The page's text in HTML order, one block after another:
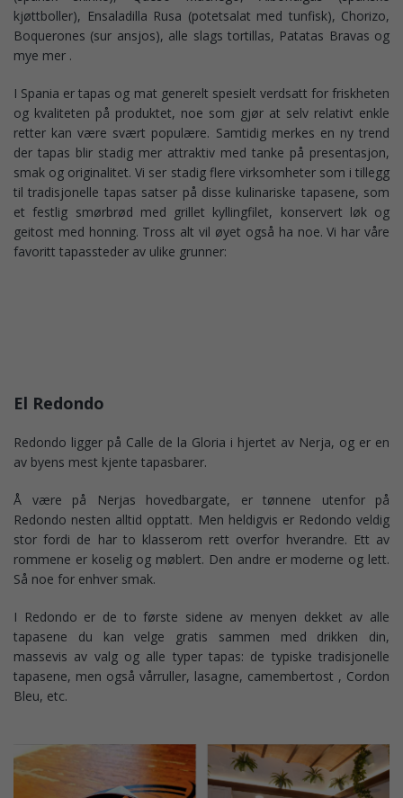
kjøttboller), Ensaladilla Rusa (potetsalat med tunfisk), Chorizo,
Boquerones (sur ansjos), alle slags tortillas, Patatas Bravas og
mye mer .
I Spania er tapas og mat generelt spesielt verdsatt for friskheten
og kvaliteten på produktet, noe som gjør at selv relativt enkle
retter kan være svært populære. Samtidig merkes en ny trend
der tapas blir stadig mer attraktiv med tanke på presentasjon,
smak og originalitet. Vi ser stadig flere virksomheter som i tillegg
til tradisjonelle tapas satser på disse kulinariske tapasene, som
et festlig smørbrød med grillet kyllingfilet, konservert løk og
geitost med honning. Tross alt vil øyet også ha noe. Vi har våre
favoritt tapassteder av ulike grunner:
El Redondo
Redondo ligger på Calle de la Gloria i hjertet av Nerja, og er en
av byens mest kjente tapasbarer.
Å være på Nerjas hovedbargate, er tønnene utenfor på
Redondo nesten alltid opptatt. Men heldigvis er Redondo veldig
stor fordi de har to klasserom rett overfor hverandre. Ett av
rommene er koselig og møblert. Den andre er moderne og lett.
Så noe for enhver smak.
I Redondo er de to første sidene av menyen dekket av alle
tapasene du kan velge gratis sammen med drikken din,
massevis av valg og alle typer tapas: de typiske tradisjonelle
tapasene, men også vårruller, lasagne, camembertost , Cordon
Bleu, etc.